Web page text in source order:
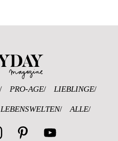
PRO-AGE LIEBLINGE
LEBENSWELTEN ALLE